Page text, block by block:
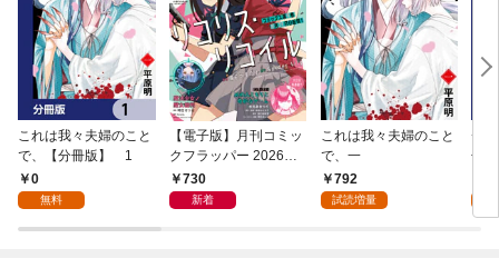
これは我々夫婦のこと
で、【分冊版】 1
0
無料
【電子版】月刊コミッ
クフラッパー 2026年9
月号730
新着
これは我々夫婦のこと
で、一
792
試読増量
チ
冊